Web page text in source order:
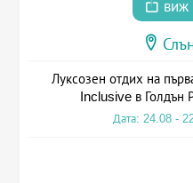
виж
Луксозен отдих на
Inclusive в Голдън
Дата: 24.08 -